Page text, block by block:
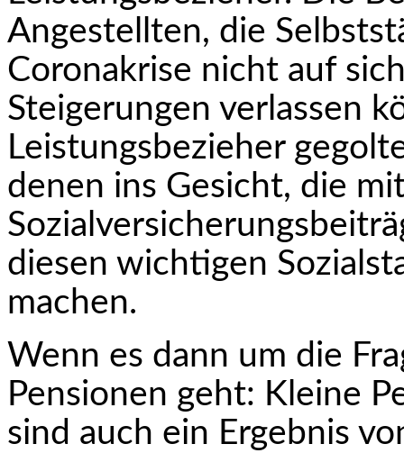
Angestellten, die
Coronakrise nicht auf
Steigerungen verlassen
Leistungsbezieher
denen ins Gesicht, die
diesen wichtigen
machen.
Wenn es dann um die
Pensionen geht: Kleine
sind auch ein Ergebnis